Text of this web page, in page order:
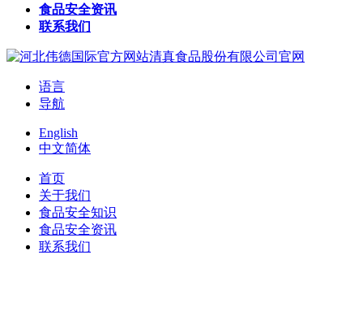
食品安全资讯
联系我们
语言
导航
English
中文简体
首页
关于我们
食品安全知识
食品安全资讯
联系我们